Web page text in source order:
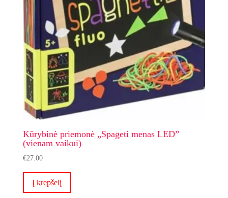
Kūrybinė priemonė „Spageti menas LED”
(vienam vaikui)
€27.00
Į krepšelį